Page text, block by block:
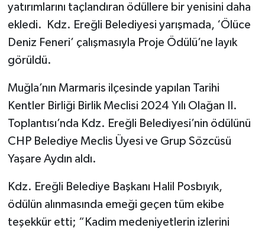
yatırımlarını taçlandıran ödüllere bir yenisini daha
ekledi. Kdz. Ereğli Belediyesi yarışmada, ‘Ölüce
Deniz Feneri’ çalışmasıyla Proje Ödülü’ne layık
görüldü.
Muğla’nın Marmaris ilçesinde yapılan Tarihi
Kentler Birliği Birlik Meclisi 2024 Yılı Olağan II.
Toplantısı’nda Kdz. Ereğli Belediyesi’nin ödülünü
CHP Belediye Meclis Üyesi ve Grup Sözcüsü
Yaşare Aydın aldı.
Kdz. Ereğli Belediye Başkanı Halil Posbıyık,
ödülün alınmasında emeği geçen tüm ekibe
teşekkür etti; “Kadim medeniyetlerin izlerini